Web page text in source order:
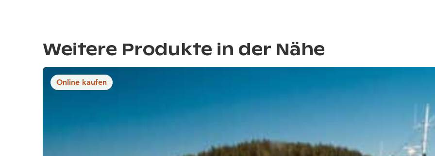
Weitere Produkte in der Nähe
Online kaufen